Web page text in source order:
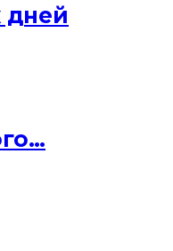
дней